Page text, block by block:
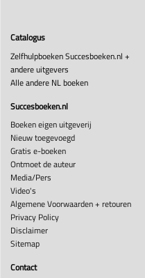
Catalogus
Zelfhulpboeken Succesboeken.nl +
andere uitgevers
Alle andere NL boeken
Succesboeken.nl
Boeken eigen uitgeverij
Nieuw toegevoegd
Gratis e-boeken
Ontmoet de auteur
Media/Pers
Video's
Algemene Voorwaarden + retouren
Privacy Policy
Disclaimer
Sitemap
Contact